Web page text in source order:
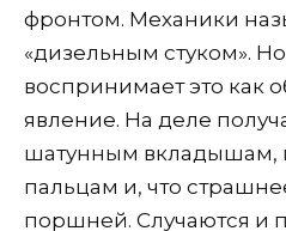
фронтом. Механики
«дизельным стуком».
воспринимает это как
явление. На деле
шатунным
пальцам и, что
поршней. Случаются и